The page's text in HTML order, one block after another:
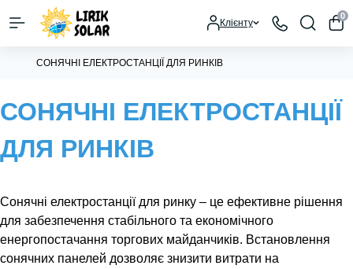
Клієнту
0
СОНЯЧНІ ЕЛЕКТРОСТАНЦІЇ ДЛЯ РИНКІВ
СОНЯЧНІ ЕЛЕКТРОСТАНЦІЇ
ДЛЯ РИНКІВ
Сонячні електростанції для ринку – це ефективне рішення
для забезпечення стабільного та економічного
енергопостачання торгових майданчиків. Встановлення
сонячних панелей дозволяє знизити витрати на